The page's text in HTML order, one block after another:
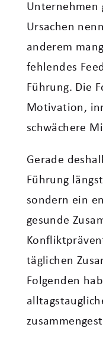
Unternehmen
Ursachen
anderem
fehlendes
Führung. Die
Motivation,
schwächere
Gerade
Führung
sondern ein
gesunde
täglichen
Folgenden